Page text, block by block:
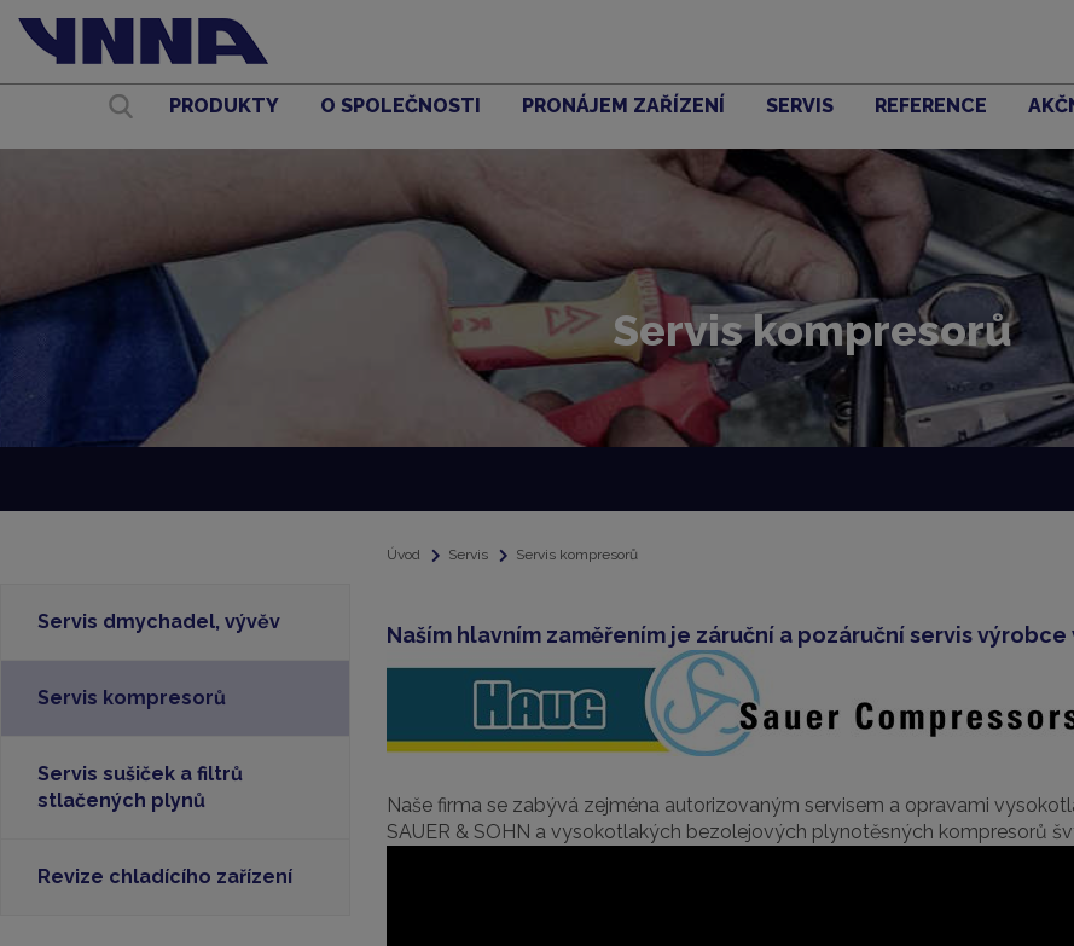
PRODUKTY O SPOLEČNOSTI PRONÁJEM ZAŘÍZENÍ SERVIS REFERENCE
Servis kompresorů
Úvod Servis Servis kompresorů
Naším hlavním zaměřením je záruční a pozáruční servis
Naše firma se zabývá zejména autorizovaným servisem a opravami
SAUER & SOHN a vysokotlakých bezolejových plynotěsných kompresorů
Servis dmychadel, vývěv
Servis kompresorů
Servis sušiček a filtrů
stlačených plynů
Revize chladícího zařízení